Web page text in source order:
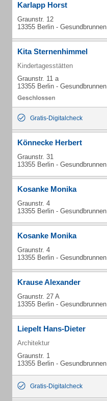
Karlapp Horst
Graunstr. 12
13355 Berlin - Gesundbrunnen
Kita Sternenhimmel
Kindertagesstätten
Graunstr. 11 a
13355 Berlin - Gesundbrunnen
Gratis-Digitalcheck
Könnecke Herbert
Graunstr. 31
13355 Berlin - Gesundbrunnen
Kosanke Monika
Graunstr. 4
13355 Berlin - Gesundbrunnen
Kosanke Monika
Graunstr. 4
13355 Berlin - Gesundbrunnen
Krause Alexander
Graunstr. 27 A
13355 Berlin - Gesundbrunnen
Liepelt Hans-Dieter
Architektur
Graunstr. 1
13355 Berlin - Gesundbrunnen
Gratis-Digitalcheck